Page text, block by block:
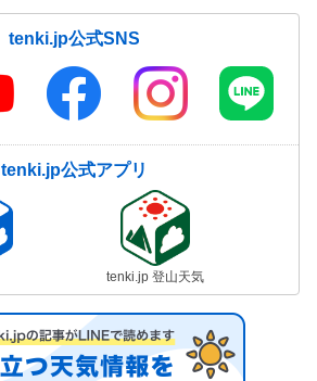
tenki.jp公式SNS
tenki.jp公式アプリ
tenki.jp 登山天気